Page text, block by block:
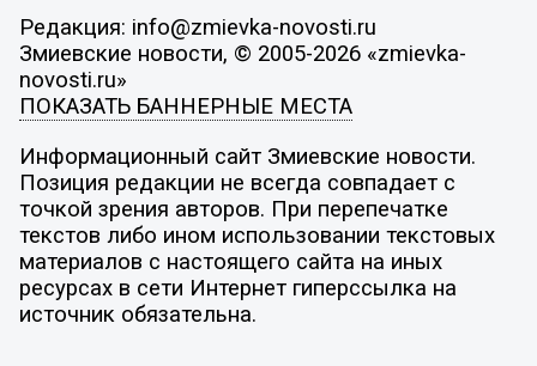
Редакция: info@zmievka-novosti.ru
Змиевские новости, © 2005-2026 «zmievka-
novosti.ru»
ПОКАЗАТЬ БАННЕРНЫЕ МЕСТА
Информационный сайт Змиевские новости.
Позиция редакции не всегда совпадает с
точкой зрения авторов. При перепечатке
текстов либо ином использовании текстовых
материалов с настоящего сайта на иных
ресурсах в сети Интернет гиперссылка на
источник обязательна.